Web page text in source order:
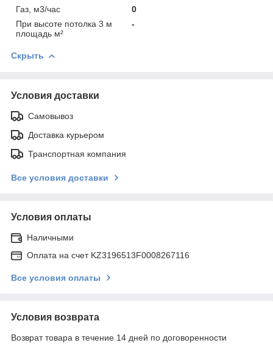
Газ, м3/час
0
При высоте потолка 3 м
площадь м²
-
Скрыть
Условия доставки
Самовывоз
Доставка курьером
Транспортная компания
Все условия доставки
Условия оплаты
Наличными
Оплата на счет KZ3196513F0008267116
Все условия оплаты
Условия возврата
Возврат товара в течение 14 дней по договоренности